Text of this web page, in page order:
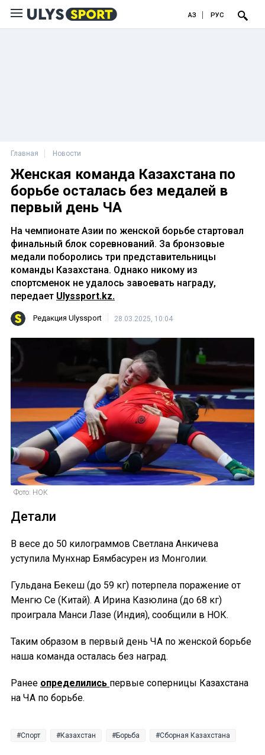
ҚАЗ РУС
Главная Новости
Женская команда Казахстана по
борьбе осталась без медалей в
первый день ЧА
На чемпионате Азии по женской борьбе стартовал
финальный блок соревнований. За бронзовые
медали поборолись три представительницы
команды Казахстана. Однако никому из
спортсменок не удалось завоевать награду,
передает Ulyssport.kz.
Редакция Ulyssport 28.03.2025, 10:04
Фото: НОК
Детали
В весе до 50 килограммов Светлана Анкичева
уступила Мунхнар Бямбасурен из Монголии.
Гульдана Бекеш (до 59 кг) потерпела поражение от
Менгю Се (Китай). А Ирина Казюлина (до 68 кг)
проиграла Манси Лазе (Индия), сообщили в НОК.
Таким образом в первый день ЧА по женской борьбе
наша команда осталась без наград.
Ранее определились первые соперницы Казахстана
на ЧА по борьбе.
Спорт Казахстан Борьба Сборная Казахстана